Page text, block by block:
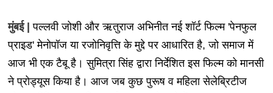
मुंबई | पल्लवी जोशी और ऋतुराज अभिनीत नई शॉर्ट फिल्म 'पेनफुल
प्राइड' मेनोपॉज या रजोनिवृत्ति के मुद्दे पर आधारित है, जो समाज में
आज भी एक टैबू है। सुमित्रा सिंह द्वारा निर्देशित इस फिल्म को मानसी
ने प्रोड्यूस किया है। आज जब कुछ पुरूष व महिला सेलेब्रिटीज